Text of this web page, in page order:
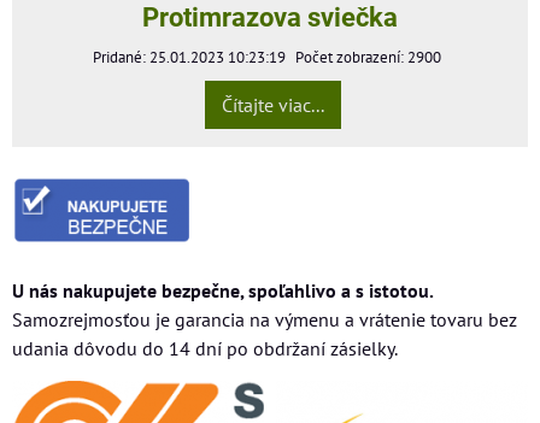
Protimrazova sviečka
Pridané: 25.01.2023 10:23:19 Počet zobrazení: 2900
Čítajte viac...
U nás nakupujete bezpečne, spoľahlivo a s istotou.
Samozrejmosťou je garancia na výmenu a vrátenie tovaru bez
udania dôvodu do 14 dní po obdržaní zásielky.